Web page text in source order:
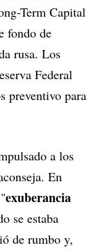
Term Capital
fondo de
rusa. Los
Federal
preventivo para
a los
En
exuberancia
se estaba
de rumbo y,